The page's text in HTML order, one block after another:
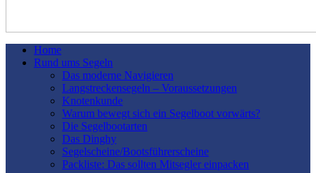
Home
Rund ums Segeln
Das moderne Navigieren
Langstreckensegeln – Voraussetzungen
Knotenkunde
Warum bewegt sich ein Segelboot vorwärts?
Die Segelbootarten
Das Dinghy
Segelscheine/Bootsführerscheine
Packliste: Das sollten Mitsegler einpacken